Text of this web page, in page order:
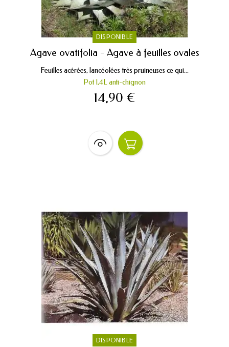
DISPONIBLE
Agave ovatifolia - Agave à feuilles ovales
Feuilles acérées, lancéolées très pruineuses ce qui...
Pot 1,4L anti-chignon
14,90 €
DISPONIBLE